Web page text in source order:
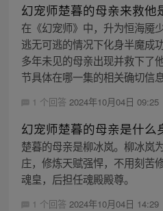
幻宠师楚暮的母亲来救他
在《幻宠师》中，升为恒海魇
逃无可逃的情况下化身半魔成
多年未见的母亲出现并救下了
节具体在哪一集的相关确切信息
1 个回答 2024年10月04日 09:25
幻宠师楚暮的母亲是什么
楚暮的母亲是柳冰岚。柳冰岚
庄，修炼天赋强悍，不用刻苦
魂皇，后担任魂殿殿尊。
1 个回答 2024年10月04日 14:29